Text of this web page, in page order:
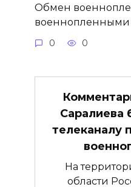
Обмен
0 0
Саралиева
телеканалу
На
области